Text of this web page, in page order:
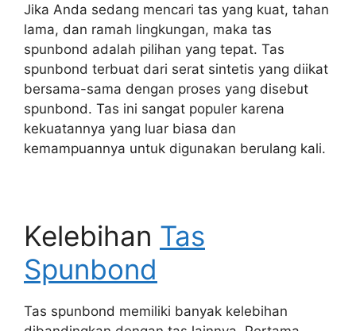
Jika Anda sedang mencari tas yang kuat, tahan
lama, dan ramah lingkungan, maka tas
spunbond adalah pilihan yang tepat. Tas
spunbond terbuat dari serat sintetis yang diikat
bersama-sama dengan proses yang disebut
spunbond. Tas ini sangat populer karena
kekuatannya yang luar biasa dan
kemampuannya untuk digunakan berulang kali.
Kelebihan Tas
Spunbond
Tas spunbond memiliki banyak kelebihan